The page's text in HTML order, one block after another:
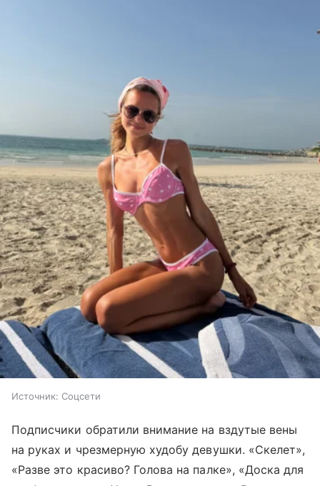
Источник: Соцсети
Подписчики обратили внимание на вздутые вены
на руках и чрезмерную худобу девушки. «Скелет»,
«Разве это красиво? Голова на палке», «Доска для